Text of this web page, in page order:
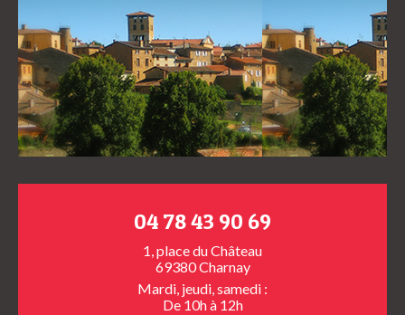
04 78 43 90 69
1, place du Château
69380 Charnay
Mardi, jeudi, samedi :
De 10h à 12h